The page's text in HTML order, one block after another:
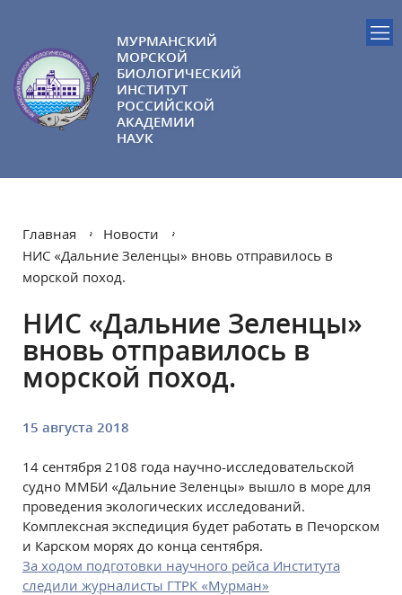
МУРМАНСКИЙ
МОРСКОЙ
БИОЛОГИЧЕСКИЙ
ИНСТИТУТ
РОССИЙСКОЙ
АКАДЕМИИ
НАУК
Главная
Новости
НИС «Дальние Зеленцы» вновь отправилось в
морской поход.
НИС «Дальние Зеленцы»
вновь отправилось в
морской поход.
15 августа 2018
14 сентября 2108 года научно-исследовательской
судно ММБИ «Дальние Зеленцы» вышло в море для
проведения экологических исследований.
Комплексная экспедиция будет работать в Печорском
и Карском морях до конца сентября.
За ходом подготовки научного рейса Института
следили журналисты ГТРК «Мурман»